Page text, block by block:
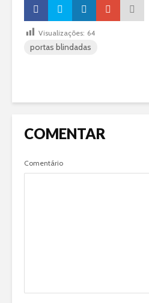
Visualizações: 64
portas blindadas
COMENTAR
Comentário